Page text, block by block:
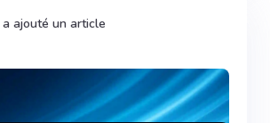
a ajouté un article